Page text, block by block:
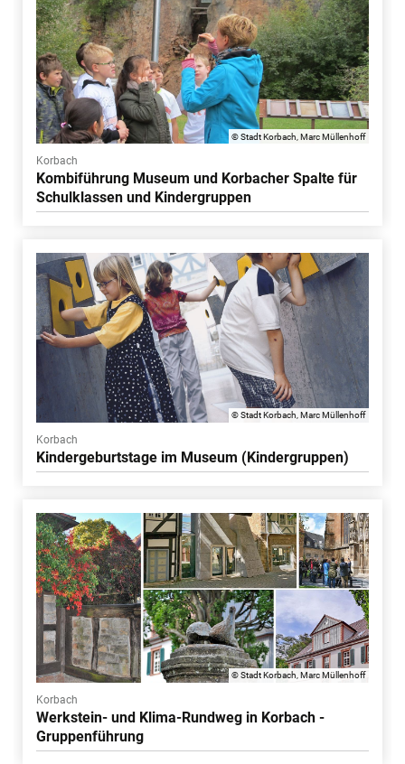
© Stadt Korbach, Marc Müllenhoff
Korbach
Kombiführung Museum und Korbacher Spalte für
Schulklassen und Kindergruppen
© Stadt Korbach, Marc Müllenhoff
Korbach
Kindergeburtstage im Museum (Kindergruppen)
© Stadt Korbach, Marc Müllenhoff
Korbach
Werkstein- und Klima-Rundweg in Korbach -
Gruppenführung